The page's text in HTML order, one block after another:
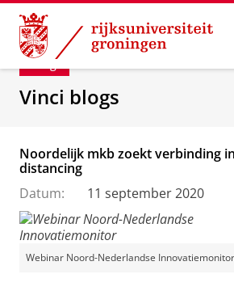
Skip
Content
Skip
Navigation
Department of
Blog
Vinci blogs
Noordelijk mkb zoekt verbinding
distancing
Datum:
11 september 2020
Webinar Noord-Nederlandse Innovatiemonitor